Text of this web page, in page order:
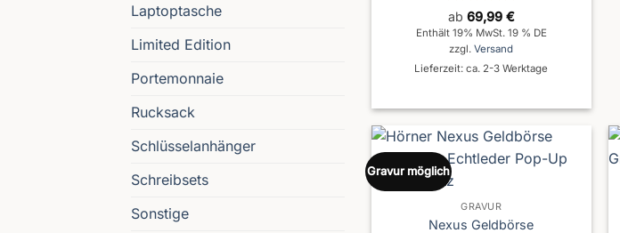
Laptoptasche
Limited Edition
Portemonnaie
Rucksack
Schlüsselanhänger
Schreibsets
Sonstige
Bewertet
mit5von
ab 69,99 €
Enthält 19% MwSt. 19 % DE
zzgl.Versand
Lieferzeit: ca. 2-3 Werktage
Gravur möglich
GRAVUR
Nexus Geldbörse